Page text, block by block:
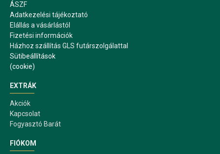
ÁSZF
Adatkezelési tájékoztató
Elállás a vásárlástól
Fizetési információk
Házhoz szállítás GLS futárszolgálattal
Sütibeállítások
(cookie)
EXTRÁK
Akciók
Kapcsolat
Fogyasztó Barát
FIÓKOM